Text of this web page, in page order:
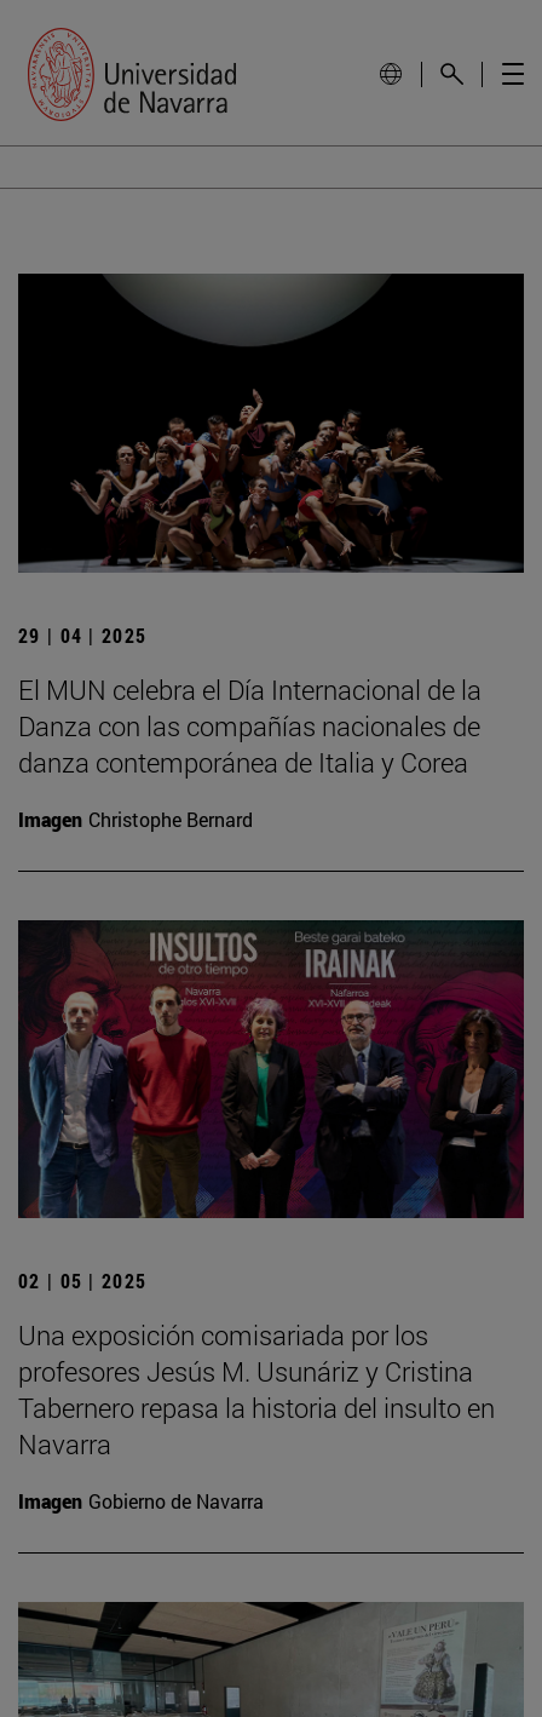
29 | 04 | 2025
El MUN celebra el Día Internacional de la
Danza con las compañías nacionales de
danza contemporánea de Italia y Corea
Imagen Christophe Bernard
02 | 05 | 2025
Una exposición comisariada por los
profesores Jesús M. Usunáriz y Cristina
Tabernero repasa la historia del insulto en
Navarra
Imagen Gobierno de Navarra